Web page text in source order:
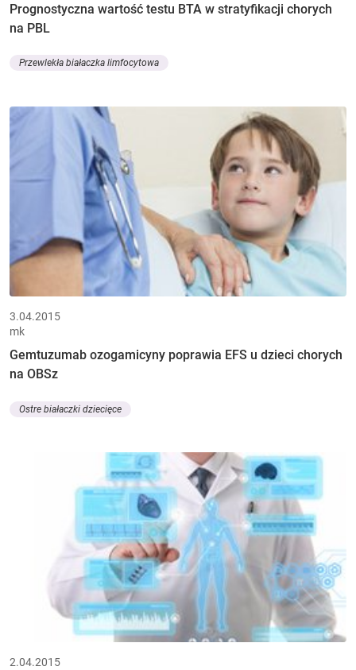
Prognostyczna wartość testu BTA w stratyfikacji chorych
na PBL
Przewlekła białaczka limfocytowa
3.04.2015
mk
Gemtuzumab ozogamicyny poprawia EFS u dzieci chorych
na OBSz
Ostre białaczki dziecięce
2.04.2015